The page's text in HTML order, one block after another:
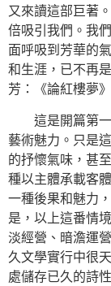
又來讀這部巨著
倍吸引我們。我
面呼吸到芳華的
和生涯，已不再
芳：《論紅樓夢》
這是開篇第
藝術魅力。只是
的抒懷氣味，甚
種以主體承載客
一種後果和魅力
是，以上這番情
淡經營、暗澹運
久文學實行中很
處儲存已久的詩